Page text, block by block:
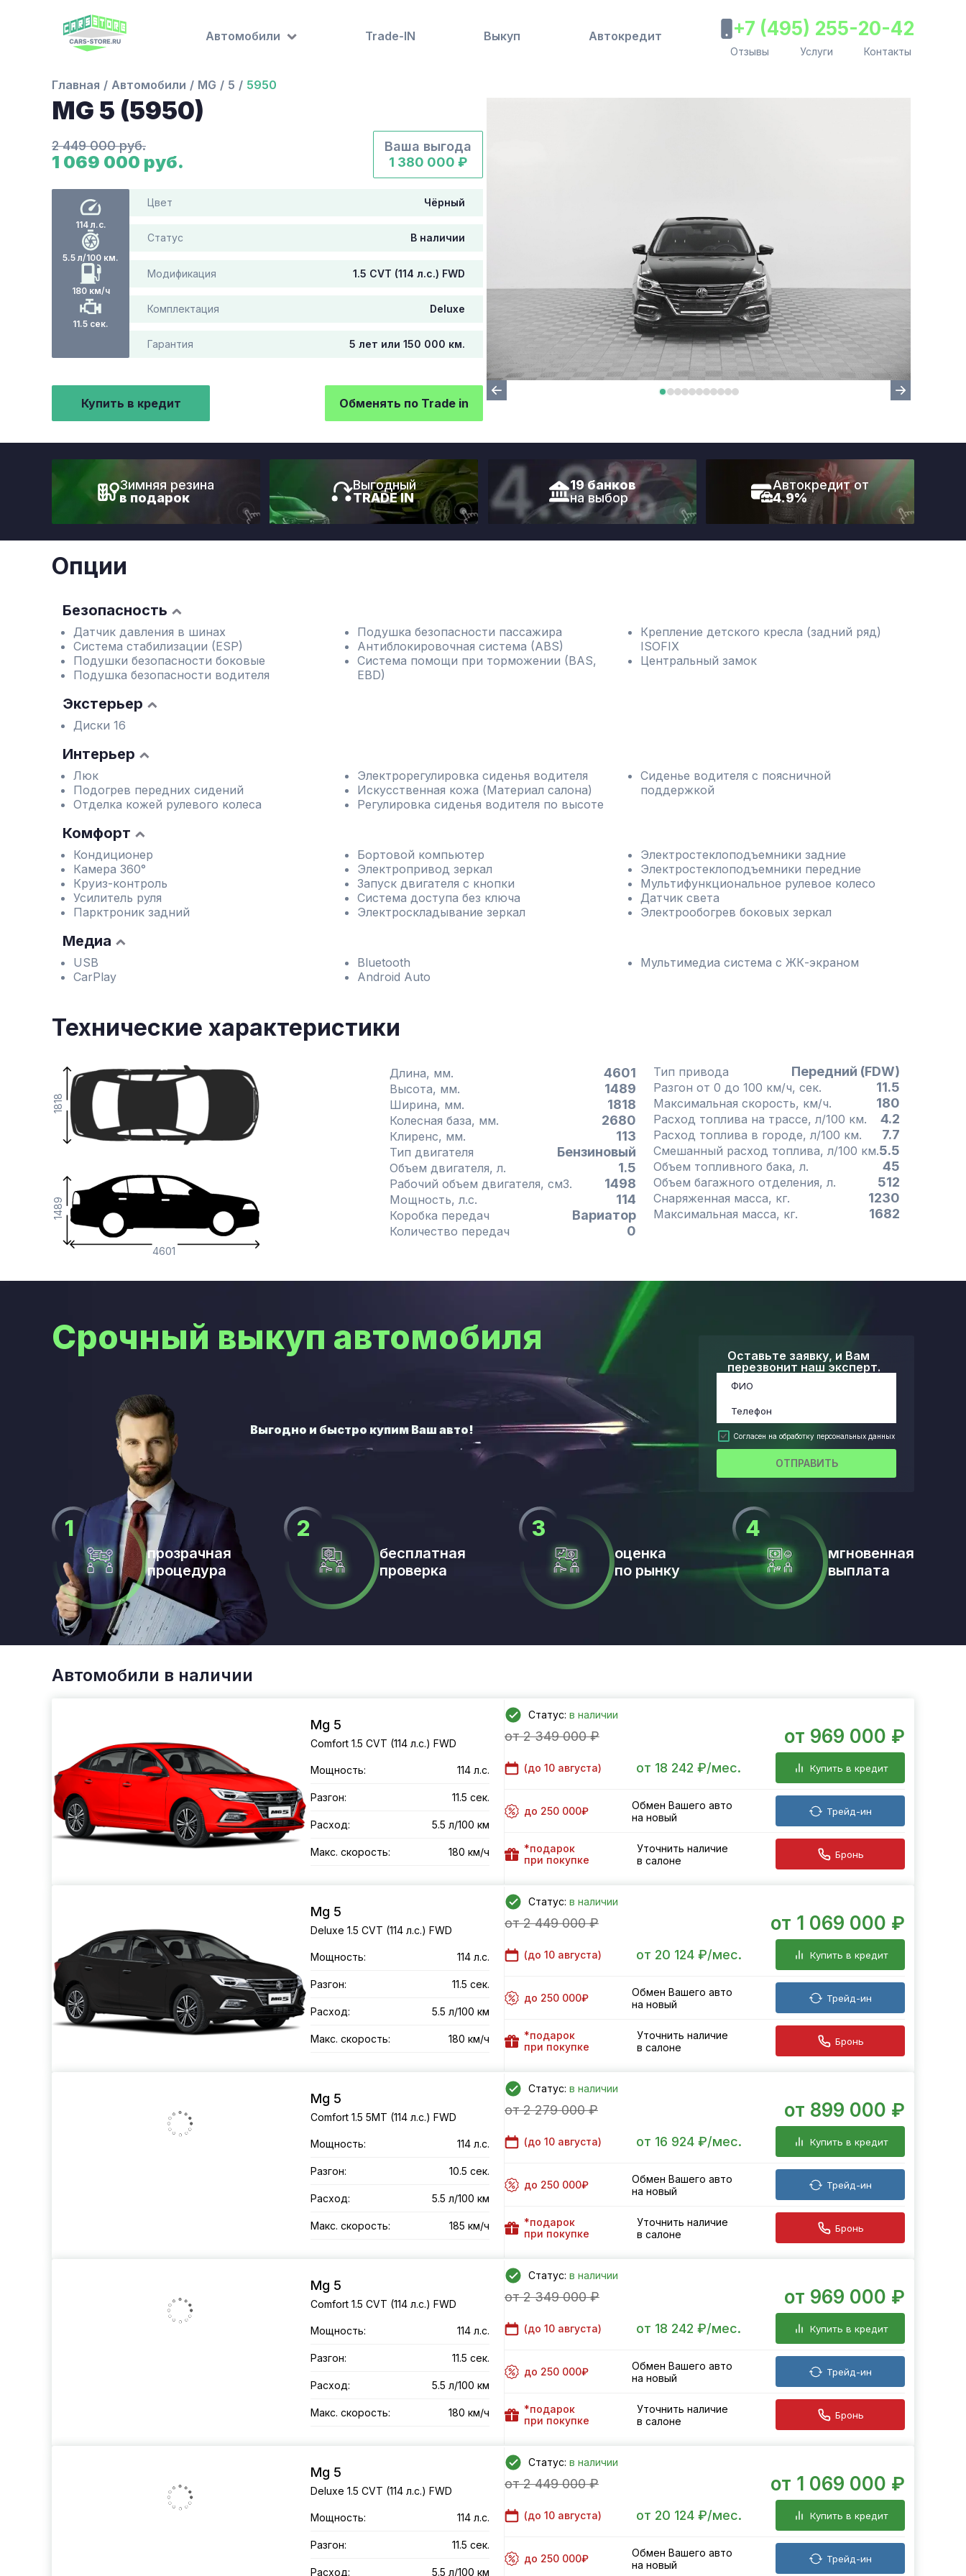
Автомобили Trade-IN Выкуп Автокредит +7 (495) 255-20-42
Отзывы Услуги Контакты
Главная Автомобили MG 5 5950
MG 5 (5950)
2 449 000 руб.
1 069 000 руб.
Ваша выгода
1 380 000 ₽
114 л.с.
5.5 л/100 км.
180 км/ч
11.5 сек.
Цвет Чёрный
Статус В наличии
Модификация 1.5 CVT (114 л.с.) FWD
Комплектация Deluxe
Гарантия 5 лет или 150 000 км.
Купить в кредит Обменять по Trade in
Зимняя резина
в подарок
Выгодный
TRADE IN
19 банков
на выбор
Автокредит от
4.9%
Опции
Безопасность
Датчик давления в шинах
Система стабилизации (ESP)
Подушки безопасности боковые
Подушка безопасности водителя
Подушка безопасности пассажира
Антиблокировочная система (ABS)
Система помощи при торможении (BAS,
EBD)
Крепление детского кресла (задний ряд)
ISOFIX
Центральный замок
Экстерьер
Диски 16
Интерьер
Люк
Подогрев передних сидений
Отделка кожей рулевого колеса
Электрорегулировка сиденья водителя
Искусственная кожа (Материал салона)
Регулировка сиденья водителя по высоте
Сиденье водителя с поясничной
поддержкой
Комфорт
Кондиционер
Камера 360°
Круиз-контроль
Усилитель руля
Парктроник задний
Бортовой компьютер
Электропривод зеркал
Запуск двигателя с кнопки
Система доступа без ключа
Электроскладывание зеркал
Электростеклоподъемники задние
Электростеклоподъемники передние
Мультифункциональное рулевое колесо
Датчик света
Электрообогрев боковых зеркал
Медиа
USB
CarPlay
Bluetooth
Android Auto
Мультимедиа система с ЖК-экраном
Технические характеристики
4601
1489
1818
Длина, мм. 4601
Высота, мм. 1489
Ширина, мм. 1818
Колесная база, мм. 2680
Клиренс, мм. 113
Тип двигателя Бензиновый
Объем двигателя, л. 1.5
Рабочий объем двигателя, см3. 1498
Мощность, л.с. 114
Коробка передач Вариатор
Количество передач 0
Тип привода Передний (FDW)
Разгон от 0 до 100 км/ч, сек. 11.5
Максимальная скорость, км/ч. 180
Расход топлива на трассе, л/100 км. 4.2
Расход топлива в городе, л/100 км. 7.7
Смешанный расход топлива, л/100 км.5.5
Объем топливного бака, л. 45
Объем багажного отделения, л. 512
Снаряженная масса, кг. 1230
Максимальная масса, кг. 1682
Срочный выкуп автомобиля
Оставьте заявку, и Вам
перезвонит наш эксперт.
Согласен на обработку персональных данных
ОТПРАВИТЬ
прозрачная
процедура
бесплатная
проверка
оценка
по рынку
мгновенная
выплата
Автомобили в наличии
Mg 5
Comfort 1.5 CVT (114 л.с.) FWD
Мощность: 114 л.с.
Разгон: 11.5 сек.
Расход: 5.5 л/100 км
Макс. скорость: 180 км/ч
Статус: в наличии
от 2 349 000 ₽ от 969 000 ₽
(до 10 августа) от 18 242 ₽/мес. Купить в кредит
до 250 000₽
Обмен Вашего авто
на новый
Трейд-ин
*подарок
при покупке
Уточнить наличие
в салоне
Бронь
Mg 5
Deluxe 1.5 CVT (114 л.с.) FWD
Мощность: 114 л.с.
Разгон: 11.5 сек.
Расход: 5.5 л/100 км
Макс. скорость: 180 км/ч
Статус: в наличии
от 2 449 000 ₽ от 1 069 000 ₽
(до 10 августа) от 20 124 ₽/мес. Купить в кредит
до 250 000₽
Обмен Вашего авто
на новый
Трейд-ин
*подарок
при покупке
Уточнить наличие
в салоне
Бронь
Mg 5
Comfort 1.5 5MT (114 л.с.) FWD
Мощность: 114 л.с.
Разгон: 10.5 сек.
Расход: 5.5 л/100 км
Макс. скорость: 185 км/ч
Статус: в наличии
от 2 279 000 ₽ от 899 000 ₽
(до 10 августа) от 16 924 ₽/мес. Купить в кредит
до 250 000₽
Обмен Вашего авто
на новый
Трейд-ин
*подарок
при покупке
Уточнить наличие
в салоне
Бронь
Mg 5
Comfort 1.5 CVT (114 л.с.) FWD
Мощность: 114 л.с.
Разгон: 11.5 сек.
Расход: 5.5 л/100 км
Макс. скорость: 180 км/ч
Статус: в наличии
от 2 349 000 ₽ от 969 000 ₽
(до 10 августа) от 18 242 ₽/мес. Купить в кредит
до 250 000₽
Обмен Вашего авто
на новый
Трейд-ин
*подарок
при покупке
Уточнить наличие
в салоне
Бронь
Mg 5
Deluxe 1.5 CVT (114 л.с.) FWD
Мощность: 114 л.с.
Разгон: 11.5 сек.
Расход: 5.5 л/100 км
Статус: в наличии
от 2 449 000 ₽ от 1 069 000 ₽
(до 10 августа) от 20 124 ₽/мес. Купить в кредит
до 250 000₽
Обмен Вашего авто
на новый
Трейд-ин